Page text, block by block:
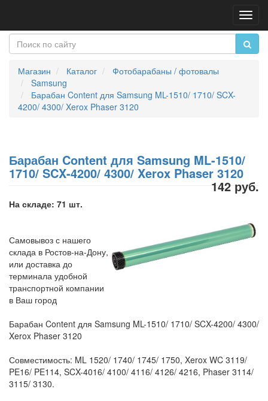
Магазин Каталог
Фотобарабаны / фотовалы
Samsung
Барабан Content для Samsung ML-1510/ 1710/ SCX-
4200/ 4300/ Xerox Phaser 3120
Барабан Content для Samsung ML-1510/
1710/ SCX-4200/ 4300/ Xerox Phaser 3120
142 руб.
На складе: 71 шт.
Самовывоз с нашего
склада в Ростов-на-Дону,
или доставка до
терминала удобной
транспортной компании
в Ваш город
Барабан Content для Samsung ML-1510/ 1710/ SCX-4200/ 4300/
Xerox Phaser 3120
Совместимость: ML 1520/ 1740/ 1745/ 1750, Xerox WC 3119/
PE16/ PE114, SCX-4016/ 4100/ 4116/ 4126/ 4216, Phaser 3114/
3115/ 3130.